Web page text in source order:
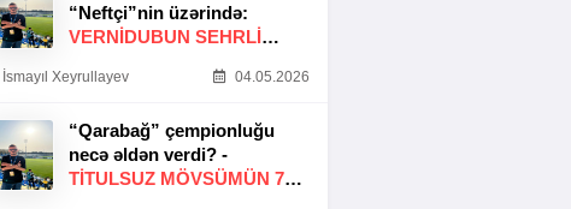
“Neftçi”nin üzərində:
VERNİDUBUN SEHRLİ
İsmayıl Xeyrullayev 04.05.2026
“Qarabağ” çempionluğu
necə əldən verdi? -
TITULSUZ MÖVSÜMÜN 7